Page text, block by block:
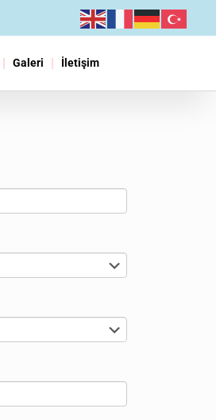
Galeri İletişim